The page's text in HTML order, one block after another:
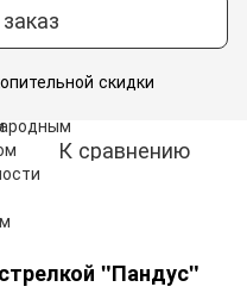
скидки
К сравнению
"Пандус"